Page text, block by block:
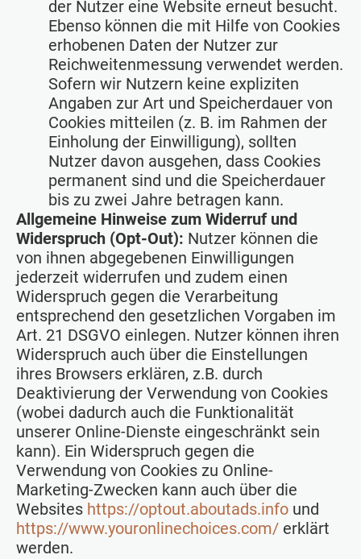
der Nutzer eine Website erneut besucht.
Ebenso können die mit Hilfe von Cookies
erhobenen Daten der Nutzer zur
Reichweitenmessung verwendet werden.
Sofern wir Nutzern keine expliziten
Angaben zur Art und Speicherdauer von
Cookies mitteilen (z. B. im Rahmen der
Einholung der Einwilligung), sollten
Nutzer davon ausgehen, dass Cookies
permanent sind und die Speicherdauer
bis zu zwei Jahre betragen kann.
Allgemeine Hinweise zum Widerruf und
Widerspruch (Opt-Out): Nutzer können die
von ihnen abgegebenen Einwilligungen
jederzeit widerrufen und zudem einen
Widerspruch gegen die Verarbeitung
entsprechend den gesetzlichen Vorgaben im
Art. 21 DSGVO einlegen. Nutzer können ihren
Widerspruch auch über die Einstellungen
ihres Browsers erklären, z.B. durch
Deaktivierung der Verwendung von Cookies
(wobei dadurch auch die Funktionalität
unserer Online-Dienste eingeschränkt sein
kann). Ein Widerspruch gegen die
Verwendung von Cookies zu Online-
Marketing-Zwecken kann auch über die
Websites https://optout.aboutads.info und
https://www.youronlinechoices.com/ erklärt
werden.